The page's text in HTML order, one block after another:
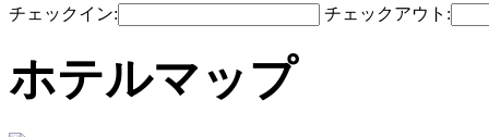
チェックイン: チェックアウト:
ホテルマップ